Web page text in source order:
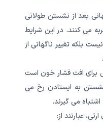
بعد از نشستن طولانی
می کنند. در این شرایط
بلکه تغییر ناگهانی از
برای افت فشار خون است
به ایستادن رخ می
اشتباه می گیرند.
عبارتند از: